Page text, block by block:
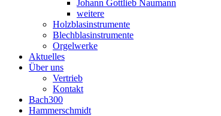
Johann Gottlieb Naumann
weitere
Holzblasinstrumente
Blechblasinstrumente
Orgelwerke
Aktuelles
Über uns
Vertrieb
Kontakt
Bach300
Hammerschmidt